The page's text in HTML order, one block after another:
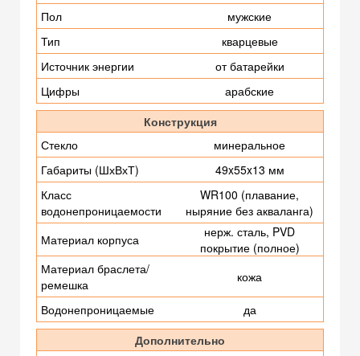
Пол
мужские
Тип
кварцевые
Источник энергии
от батарейки
Цифры
арабские
Конструкция
Стекло
минеральное
Габариты (ШхВхТ)
49x55x13 мм
Класс
водонепроницаемости
WR100 (плавание,
ныряние без акваланга)
Материал корпуса
нерж. сталь, PVD
покрытие (полное)
Материал браслета/
ремешка
кожа
Водонепроницаемые
да
Дополнительно